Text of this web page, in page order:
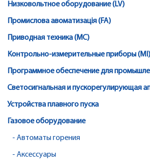
Низковольтное оборудование (LV)
Промислова авоматизація (FA)
Приводная техника (MC)
Контрольно-измерительные приборы (MI)
Программное обеспечение для
Светосигнальная и пускорегулирующая
Устройства плавного пуска
Газовое оборудование
- Автоматы горения
- Аксессуары